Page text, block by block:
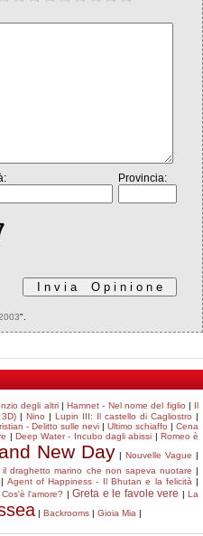
Provincia:
".
degli altri|Hamnet - Nel nome del figlio | Il
| Nino | Lupin III: Il castello di Cagliostro |
- Delitto sulle nevi | Ultimo schiaffo | Cena
| Deep Water - Incubo dagli abissi | Romeo è
New Day | Nouvelle Vague |
il draghetto marino che non sapeva nuotare |
| Agent of Happiness - Il Bhutan e la felicità |
Cos'è l'amore? |Greta e le favole vere |La
| Backrooms | Gioia Mia |